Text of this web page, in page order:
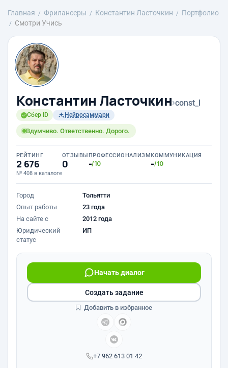
Главная Фрилансеры Константин Ласточкин
Портфолио
Смотри Учись
Константин Ласточкин›const_l
Сбер ID Нейросаммари
Вдумчиво. Ответственно. Дорого.
РЕЙТИНГ
2 676
№ 408 в каталоге
ОТЗЫВЫ
0
ПРОФЕССИОНАЛИЗМ
-/10
КОММУНИКАЦИЯ
-/10
Город
Тольятти
Опыт работы
23 года
На сайте с
2012 года
Юридический
статус
ИП
+7 962 613 01 42
Начать диалог
Создать задание
Добавить в избранное